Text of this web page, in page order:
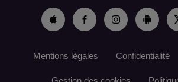
Mentions légales Confidentialité